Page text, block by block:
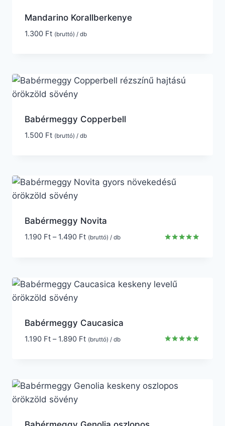
Mandarino Korallberkenye
1.300 Ft (bruttó) / db
Babérmeggy Copperbell
1.500 Ft (bruttó) / db
Babérmeggy Novita
1.190 Ft – 1.490 Ft (bruttó) / db
Babérmeggy Caucasica
1.190 Ft – 1.890 Ft (bruttó) / db